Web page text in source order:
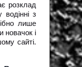
розклад
з
лише
новачок і
сайті.